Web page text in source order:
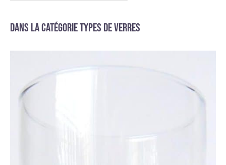
Dans la catégorie Types de verres